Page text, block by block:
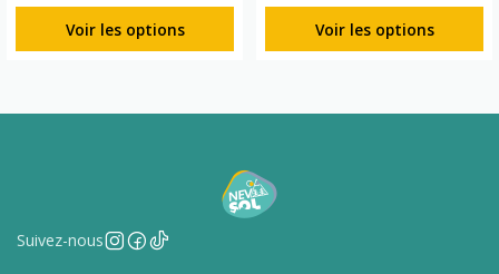
Voir les options Voir les options
Suivez-nous